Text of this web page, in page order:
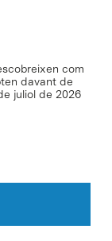
com
davant de
juliol de 2026